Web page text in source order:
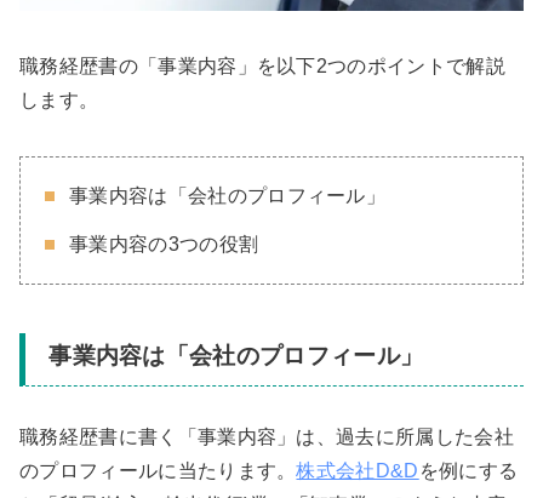
職務経歴書の「事業内容」を以下2つのポイントで解説
します。
事業内容は「会社のプロフィール」
事業内容の3つの役割
事業内容は「会社のプロフィール」
職務経歴書に書く「事業内容」は、過去に所属した会社
のプロフィールに当たります。株式会社D&D を例にする